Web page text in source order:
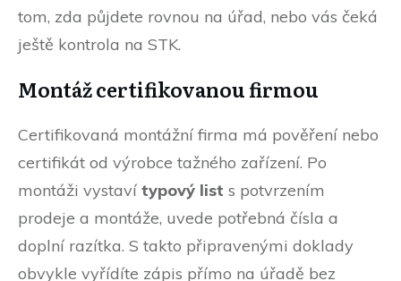
tom, zda půjdete rovnou na úřad, nebo vás čeká
ještě kontrola na STK.
Montáž certifikovanou firmou
Certifikovaná montážní firma má pověření nebo
certifikát od výrobce tažného zařízení. Po
montáži vystaví typový list s potvrzením
prodeje a montáže, uvede potřebná čísla a
doplní razítka. S takto připravenými doklady
obvykle vyřídíte zápis přímo na úřadě bez